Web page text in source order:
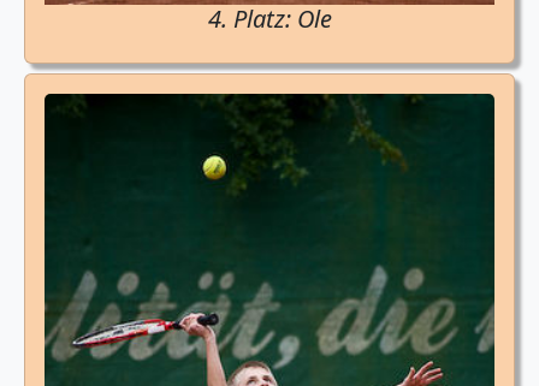
4. Platz: Ole